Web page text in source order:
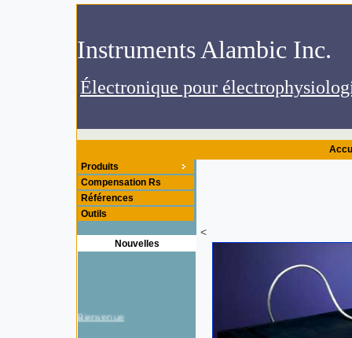
.Instruments Alambic Inc
Produits
Compensation Rs
Références
Outils
Nouvelles
Bienvenue
<